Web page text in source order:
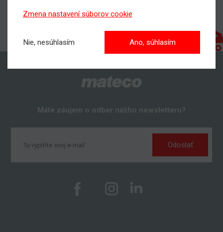
Máte záujem o odber nášho newsletteru?
Odoslať
Zmena nastavení súborov cookie
Nie, nesúhlasím Ano, súhlasím